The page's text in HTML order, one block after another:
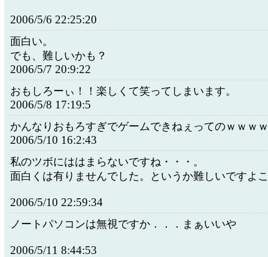
2006/5/6 22:25:20
面白い。
でも、難しいかも？
2006/5/7 20:9:22
おもしろーぃ！！楽しくて笑ってしまいます。
2006/5/8 17:19:5
かんなりおもろすぎでゲームできねぇってのｗｗｗｗ
2006/5/10 16:2:43
私のツボにははまらないですね・・・。
面白くは有りませんでした。というか難しいですよ
2006/5/10 22:59:34
ノートパソコンは無視ですか．．．まぁいいや
2006/5/11 8:44:53